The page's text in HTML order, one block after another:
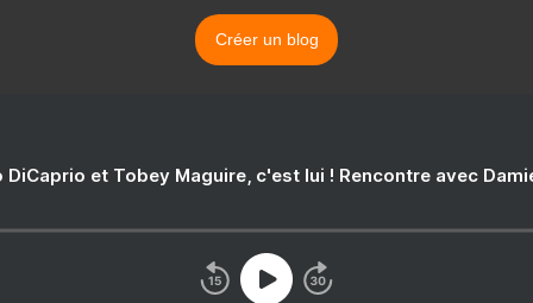
Créer un blog
DiCaprio et Tobey Maguire, c'est lui ! Rencontre avec